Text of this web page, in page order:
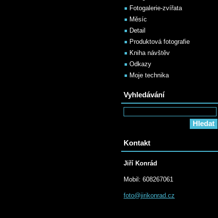
Fotogalerie-zvířata
Měsíc
Detail
Produktová fotografie
Kniha návštěv
Odkazy
Moje technika
Vyhledávání
Kontakt
Jiří Konrád
Mobil: 608267061
foto@jirikonrad.cz